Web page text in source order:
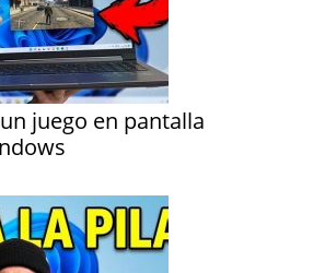
juego en pantalla